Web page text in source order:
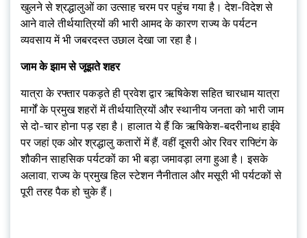
खुलने से श्रद्धालुओं का उत्साह चरम पर पहुंच गया है। देश-विदेश से
आने वाले तीर्थयात्रियों की भारी आमद के कारण राज्य के पर्यटन
व्यवसाय में भी जबरदस्त उछाल देखा जा रहा है।
जाम के झाम से जूझते शहर
यात्रा के रफ्तार पकड़ते ही प्रवेश द्वार ऋषिकेश सहित चारधाम यात्रा
मार्गों के प्रमुख शहरों में तीर्थयात्रियों और स्थानीय जनता को भारी जाम
से दो-चार होना पड़ रहा है। हालात ये हैं कि ऋषिकेश-बदरीनाथ हाईवे
पर जहां एक ओर श्रद्धालु कतारों में हैं, वहीं दूसरी ओर रिवर राफ्टिंग के
शौकीन साहसिक पर्यटकों का भी बड़ा जमावड़ा लगा हुआ है। इसके
अलावा, राज्य के प्रमुख हिल स्टेशन नैनीताल और मसूरी भी पर्यटकों से
पूरी तरह पैक हो चुके हैं।